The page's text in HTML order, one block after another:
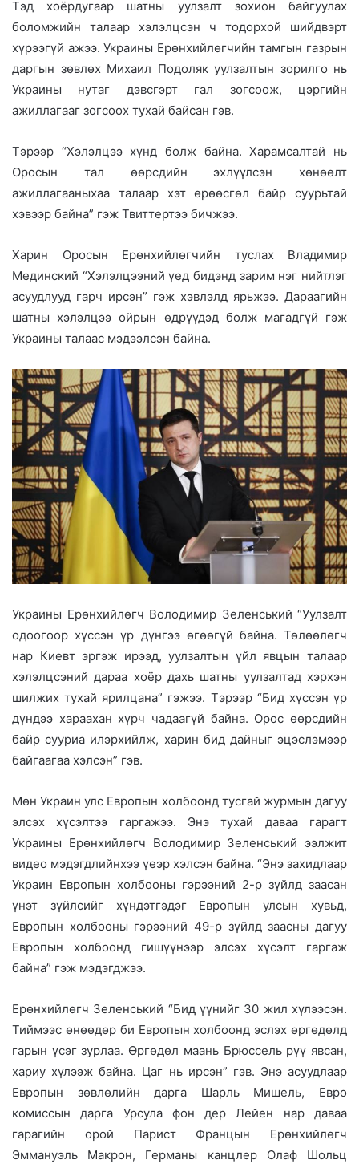
Тэд хоёрдугаар шатны уулзалт зохион байгуулах
боломжийн талаар хэлэлцсэн ч тодорхой шийдвэрт
хүрээгүй ажээ. Украины Ерөнхийлөгчийн тамгын газрын
даргын зөвлөх Михаил Подоляк уулзалтын зорилго нь
Украины нутаг дэвсгэрт гал зогсоож, цэргийн
ажиллагааг зогсоох тухай байсан гэв.
Тэрээр “Хэлэлцээ хүнд болж байна. Харамсалтай нь
Оросын тал өөрсдийн эхлүүлсэн хөнөөлт
ажиллагааныхаа талаар хэт өрөөсгөл байр суурьтай
хэвээр байна” гэж Твиттертээ бичжээ.
Харин Оросын Ерөнхийлөгчийн туслах Владимир
Мединский “Хэлэлцээний үед бидэнд зарим нэг нийтлэг
асуудлууд гарч ирсэн” гэж хэвлэлд ярьжээ. Дараагийн
шатны хэлэлцээ ойрын өдрүүдэд болж магадгүй гэж
Украины талаас мэдээлсэн байна.
Украины Ерөнхийлөгч Володимир Зеленський “Уулзалт
одоогоор хүссэн үр дүнгээ өгөөгүй байна. Төлөөлөгч
нар Киевт эргэж ирээд, уулзалтын үйл явцын талаар
хэлэлцсэний дараа хоёр дахь шатны уулзалтад хэрхэн
шилжих тухай ярилцана” гэжээ. Тэрээр “Бид хүссэн үр
дүндээ хараахан хүрч чадаагүй байна. Орос өөрсдийн
байр сууриа илэрхийлж, харин бид дайныг эцэслэмээр
байгаагаа хэлсэн” гэв.
Мөн Украин улс Европын холбоонд тусгай журмын дагуу
элсэх хүсэлтээ гаргажээ. Энэ тухай даваа гарагт
Украины Ерөнхийлөгч Володимир Зеленський ээлжит
видео мэдэгдлийнхээ үеэр хэлсэн байна. “Энэ захидлаар
Украин Европын холбооны гэрээний 2-р зүйлд заасан
үнэт зүйлсийг хүндэтгэдэг Европын улсын хувьд,
Европын холбооны гэрээний 49-р зүйлд заасны дагуу
Европын холбоонд гишүүнээр элсэх хүсэлт гаргаж
байна” гэж мэдэгджээ.
Ерөнхийлөгч Зеленський “Бид үүнийг 30 жил хүлээсэн.
Тиймээс өнөөдөр би Европын холбоонд эслэх өргөдөлд
гарын үсэг зурлаа. Өргөдөл маань Брюссель рүү явсан,
хариу хүлээж байна. Цаг нь ирсэн” гэв. Энэ асуудлаар
Европын зөвлөлийн дарга Шарль Мишель, Евро
комиссын дарга Урсула фон дер Лейен нар даваа
гарагийн орой Парист Францын Ерөнхийлөгч
Эммануэль Макрон, Германы канцлер Олаф Шольц